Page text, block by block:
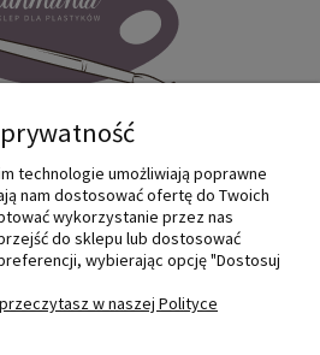
dla plastyków
Profesjonalne artykuły dla
artystów.
technologie umożliwiają poprawne
nam dostosować ofertę do Twoich
wykorzystanie przez nas
do sklepu lub dostosować
wybierając opcję "Dostosuj
w naszej Polityce